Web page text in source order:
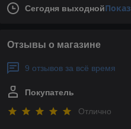
Сегодня выходной
Отзывы о магазине
9 отзывов за всё время
Покупатель
Отлично